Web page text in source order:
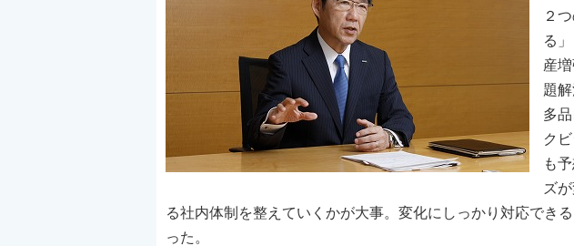
２
る
産
題
多
ク
も
ズ
る社内体制を整えていくかが大事。変化にしっかり対応でき
った。